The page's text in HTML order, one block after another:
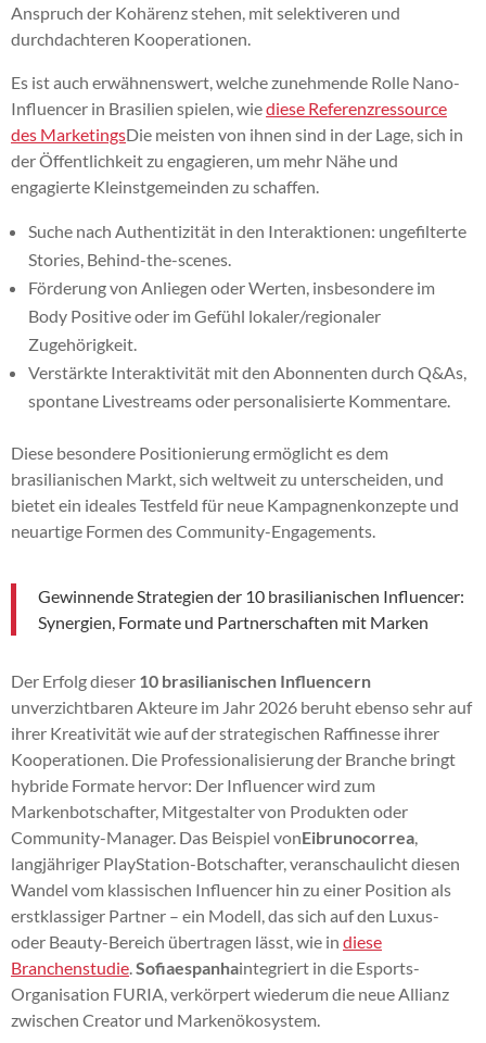
Anspruch der Kohärenz stehen, mit selektiveren und
durchdachteren Kooperationen.
Es ist auch erwähnenswert, welche zunehmende Rolle Nano-
Influencer in Brasilien spielen, wiediese Referenzressource
des MarketingsDie meisten von ihnen sind in der Lage, sich in
der Öffentlichkeit zu engagieren, um mehr Nähe und
engagierte Kleinstgemeinden zu schaffen.
Suche nach Authentizität in den Interaktionen: ungefilterte
Stories, Behind-the-scenes.
Förderung von Anliegen oder Werten, insbesondere im
Body Positive oder im Gefühl lokaler/regionaler
Zugehörigkeit.
Verstärkte Interaktivität mit den Abonnenten durch Q&As,
spontane Livestreams oder personalisierte Kommentare.
Diese besondere Positionierung ermöglicht es dem
brasilianischen Markt, sich weltweit zu unterscheiden, und
bietet ein ideales Testfeld für neue Kampagnenkonzepte und
neuartige Formen des Community-Engagements.
Gewinnende Strategien der 10 brasilianischen Influencer:
Synergien, Formate und Partnerschaften mit Marken
Der Erfolg dieser 10 brasilianischen Influencern
unverzichtbaren Akteure im Jahr 2026 beruht ebenso sehr auf
ihrer Kreativität wie auf der strategischen Raffinesse ihrer
Kooperationen. Die Professionalisierung der Branche bringt
hybride Formate hervor: Der Influencer wird zum
Markenbotschafter, Mitgestalter von Produkten oder
Community-Manager. Das Beispiel vonEibrunocorrea
langjähriger PlayStation-Botschafter, veranschaulicht diesen
Wandel vom klassischen Influencer hin zu einer Position als
erstklassiger Partner – ein Modell, das sich auf den Luxus-
oder Beauty-Bereich übertragen lässt, wie in diese
Branchenstudie Sofiaespanhaintegriert in die Esports-
Organisation FURIA, verkörpert wiederum die neue Allianz
zwischen Creator und Markenökosystem.